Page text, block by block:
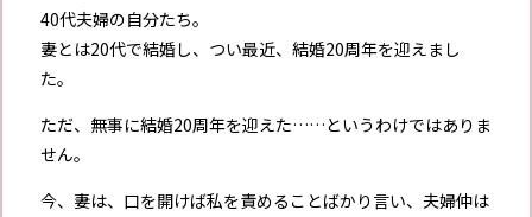
40代夫婦の自分たち。
妻とは20代で結婚し、つい最近、結婚20周年を迎えまし
た。
ただ、無事に結婚20周年を迎えた……というわけではありま
せん。
今、妻は、口を開けば私を責めることばかり言い、夫婦仲は